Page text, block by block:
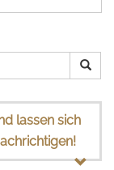
lassen sich